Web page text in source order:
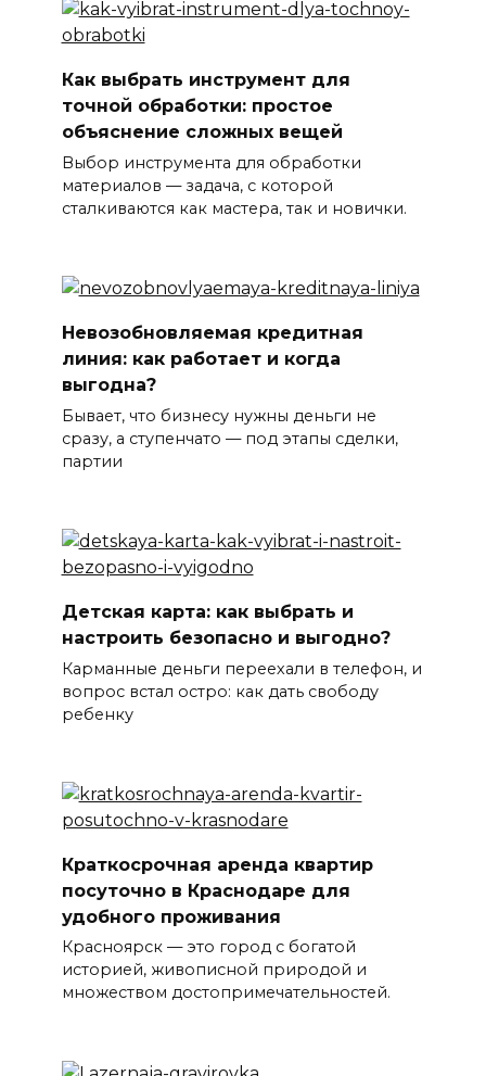
Как выбрать инструмент для
точной обработки: простое
объяснение сложных вещей
Выбор инструмента для обработки
материалов — задача, с которой
сталкиваются как мастера, так и новички.
Невозобновляемая кредитная
линия: как работает и когда
выгодна?
Бывает, что бизнесу нужны деньги не
сразу, а ступенчато — под этапы сделки,
партии
Детская карта: как выбрать и
настроить безопасно и выгодно?
Карманные деньги переехали в телефон, и
вопрос встал остро: как дать свободу
ребенку
Краткосрочная аренда квартир
посуточно в Краснодаре для
удобного проживания
Красноярск — это город с богатой
историей, живописной природой и
множеством достопримечательностей.